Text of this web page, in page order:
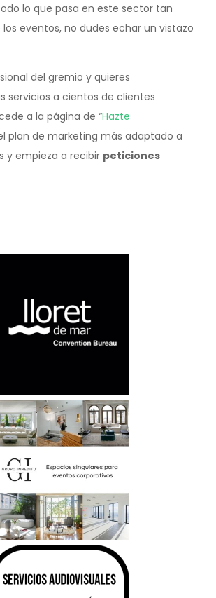
lo que pasa en este sector tan
eventos, no dudes echar un vistazo
del gremio y quieres
servicios a cientos de clientes
a la página de “Hazte
plan de marketing más adaptado a
y empieza a recibir peticiones